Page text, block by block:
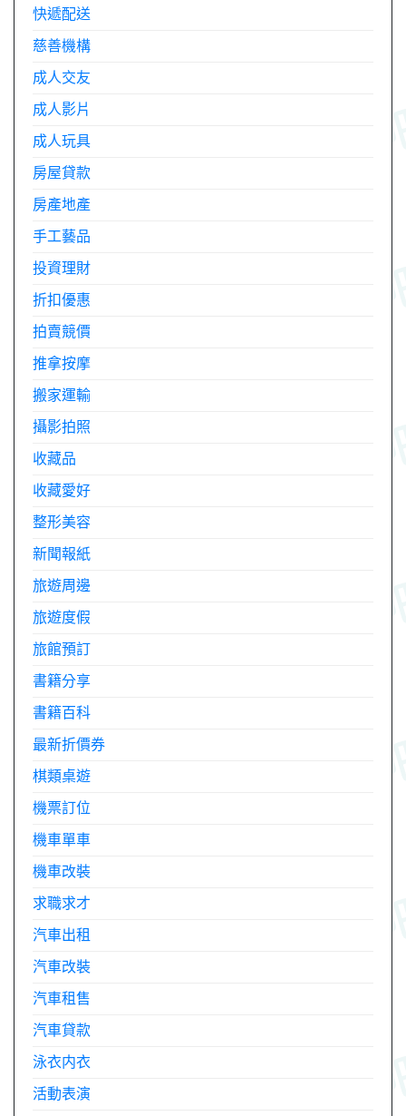
快遞配送
慈善機構
成人交友
成人影片
成人玩具
房屋貸款
房產地產
手工藝品
投資理財
折扣優惠
拍賣競價
推拿按摩
搬家運輸
攝影拍照
收藏品
收藏愛好
整形美容
新聞報紙
旅遊周邊
旅遊度假
旅館預訂
書籍分享
書籍百科
最新折價券
棋類桌遊
機票訂位
機車單車
機車改裝
求職求才
汽車出租
汽車改裝
汽車租售
汽車貸款
泳衣内衣
活動表演